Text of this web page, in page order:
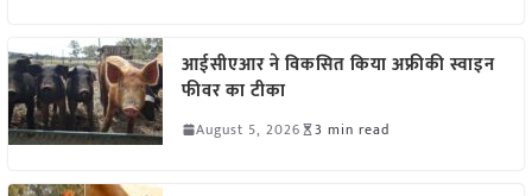
आईसीएआर ने विकसित किया अफ्रीकी स्वाइन
फीवर का टीका
August 5, 2026 3 min read